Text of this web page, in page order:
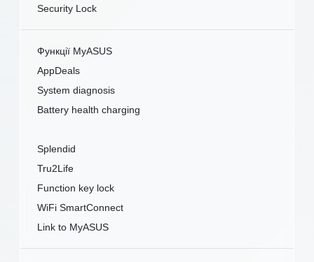
Security Lock
Функції MyASUS
AppDeals
System diagnosis
Battery health charging
Splendid
Tru2Life
Function key lock
WiFi SmartConnect
Link to MyASUS